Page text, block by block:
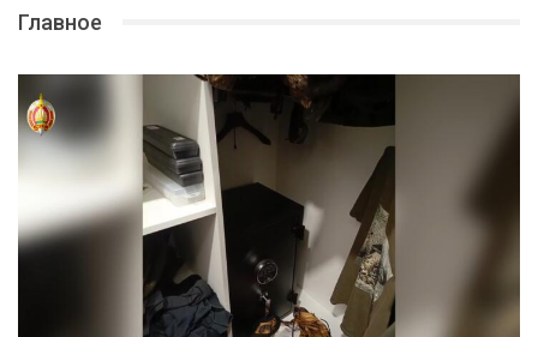
Главное